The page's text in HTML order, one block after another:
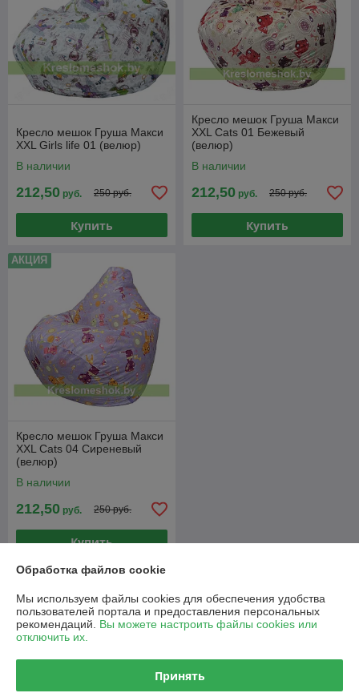
Кресло мешок Груша Макси
XXL Girls life 01 (велюр)
В наличии
212,50 руб. 250 руб.
Купить
Кресло мешок Груша Макси
XXL Cats 01 Бежевый
(велюр)
В наличии
212,50 руб. 250 руб.
Купить
АКЦИЯ
Кресло мешок Груша Макси
XXL Cats 04 Сиреневый
(велюр)
В наличии
212,50 руб. 250 руб.
Купить
Рейтинг не сформирован
Менее 5 отзывов за последний год
Компания продает наDeal.by
Работает с 16.06.2016
Обработка файлов cookie
Мы используем файлы cookies для обеспечения удобства
пользователей портала и предоставления персональных
рекомендаций. Вы можете настроить файлы cookies или
отключить их.
Принять